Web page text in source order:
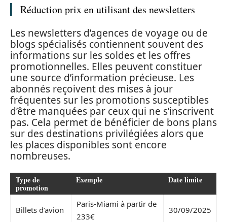
Réduction prix en utilisant des newsletters
Les newsletters d’agences de voyage ou de
blogs spécialisés contiennent souvent des
informations sur les soldes et les offres
promotionnelles. Elles peuvent constituer
une source d’information précieuse. Les
abonnés reçoivent des mises à jour
fréquentes sur les promotions susceptibles
d’être manquées par ceux qui ne s’inscrivent
pas. Cela permet de bénéficier de bons plans
sur des destinations privilégiées alors que
les places disponibles sont encore
nombreuses.
Type de
promotion
Exemple Date limite
Billets d’avion
Paris-Miami à partir de
233€
30/09/2025